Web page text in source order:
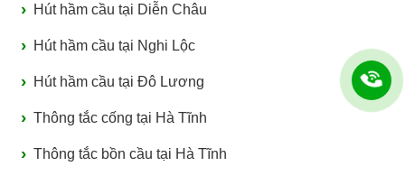
Hút hầm cầu tại Diễn Châu
Hút hầm cầu tại Nghi Lộc
Hút hầm cầu tại Đô Lương
Thông tắc cống tại Hà Tĩnh
Thông tắc bồn cầu tại Hà Tĩnh